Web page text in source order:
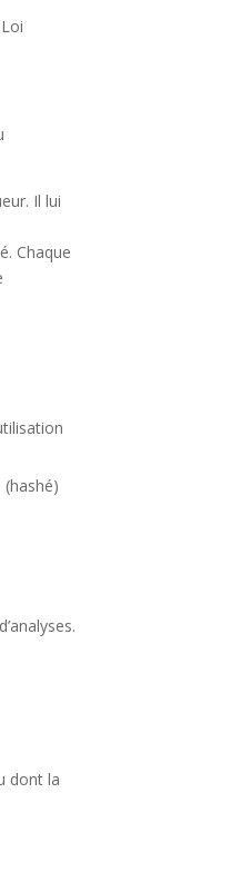
Il lui
Chaque
dont la